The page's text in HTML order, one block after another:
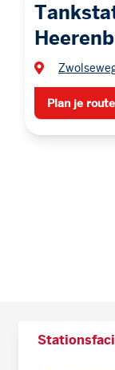
Plan je route